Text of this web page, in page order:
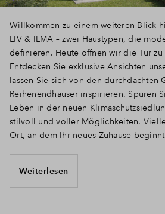
Willkommen zu einem weiteren Blick
LIV & ILMA – zwei Haustypen, die
definieren. Heute öffnen wir die Tür zu
Entdecken Sie exklusive Ansichten
lassen Sie sich von den durchdachten
Reihenendhäuser inspirieren. Spüren
Leben in der neuen
stilvoll und voller Möglichkeiten.
Ort, an dem Ihr neues Zuhause
Weiterlesen